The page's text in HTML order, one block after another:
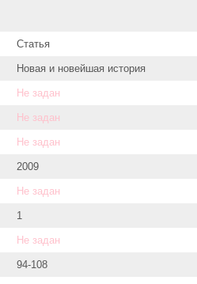
Статья
Новая и новейшая история
Не задан
Не задан
Не задан
2009
Не задан
1
Не задан
94-108